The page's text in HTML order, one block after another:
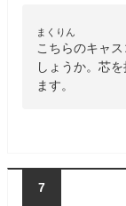
まくりん
こちらのキャ
しょうか。芯
ます。
7